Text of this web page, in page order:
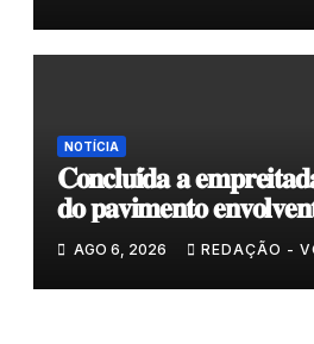
NOTÍCIA
𝐂𝐨𝐧𝐜𝐥𝐮𝐢́𝐝𝐚 𝐚
𝐝𝐨 𝐩𝐚𝐯𝐢𝐦𝐞𝐧𝐭𝐨
𝐂𝐨𝐯𝐚𝐬
AGO 6, 2026 REDAÇÃO -